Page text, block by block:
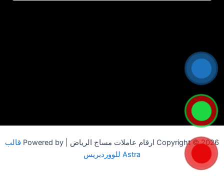
Copyright © 2026 ارقام عاملات مساج الرياض | Powered by
قالب
Astra للووردبريس